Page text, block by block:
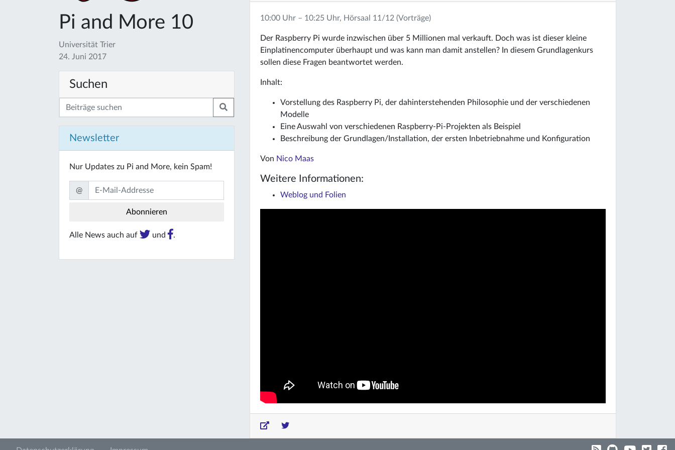
Pi and More 10
Universität Trier
24. Juni 2017
Suchen
Newsletter
Nur Updates zu Pi and More, kein Spam!
@
Alle News auch auf und .
10:00 Uhr – 10:25 Uhr, Hörsaal 11/12 (Vorträge)
Der Raspberry Pi wurde inzwischen über 5 Millionen mal verkauft. Doch was ist dieser kleine
Einplatinencomputer überhaupt und was kann man damit anstellen? In diesem Grundlagenkurs
sollen diese Fragen beantwortet werden.
Inhalt:
Vorstellung des Raspberry Pi, der dahinterstehenden Philosophie und der verschiedenen
Modelle
Eine Auswahl von verschiedenen Raspberry-Pi-Projekten als Beispiel
Beschreibung der Grundlagen/Installation, der ersten Inbetriebnahme und Konfiguration
Von Nico Maas
Weitere Informationen:
Weblog und Folien